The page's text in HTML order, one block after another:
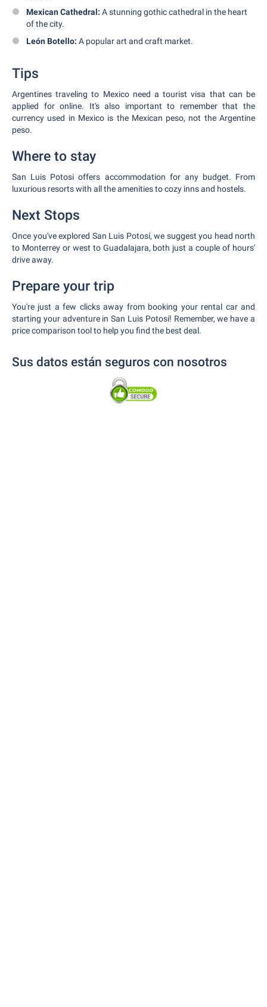
Mexican Cathedral: A stunning gothic cathedral in the heart
of the city.
León Botello: A popular art and craft market.
Tips
Argentines traveling to Mexico need a tourist visa that can be
applied for online. It's also important to remember that the
currency used in Mexico is the Mexican peso, not the Argentine
peso.
Where to stay
San Luis Potosi offers accommodation for any budget. From
luxurious resorts with all the amenities to cozy inns and hostels.
Next Stops
Once you've explored San Luis Potosí, we suggest you head north
to Monterrey or west to Guadalajara, both just a couple of hours'
drive away.
Prepare your trip
You're just a few clicks away from booking your rental car and
starting your adventure in San Luis Potosí! Remember, we have a
price comparison tool to help you find the best deal.
Sus datos están seguros con nosotros